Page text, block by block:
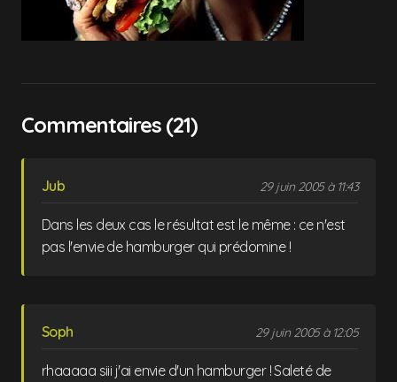
Commentaires (21)
Jub 29 juin 2005 à 11:43
Dans les deux cas le résultat est le même : ce n'est
pas l'envie de hamburger qui prédomine !
Soph 29 juin 2005 à 12:05
rhaaaaa siii j'ai envie d'un hamburger ! Saleté de